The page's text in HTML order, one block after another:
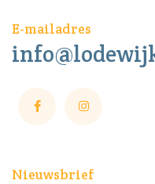
E-mailadres
Nieuwsbrief